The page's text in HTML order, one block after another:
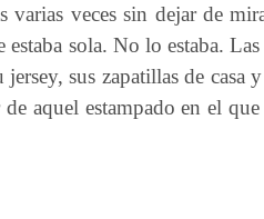
veces sin dejar de
sola. No lo estaba.
sus zapatillas de casa
aquel estampado en el que